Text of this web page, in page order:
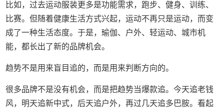
比如，过去运动服装更多是功能需求，跑步、健身、训练、
比赛。但随着健康生活方式兴起，运动不再只是运动，而变
成了一种生活态度。于是，瑜伽、户外、轻运动、城市机
能，都长出了新的品牌机会。
趋势不是用来盲目追的，而是用来判断方向的。
很多品牌不是没有机会，而是把趋势当爆款追。今天追老钱
风，明天追新中式，后天追户外，再过几天追多巴胺。看起